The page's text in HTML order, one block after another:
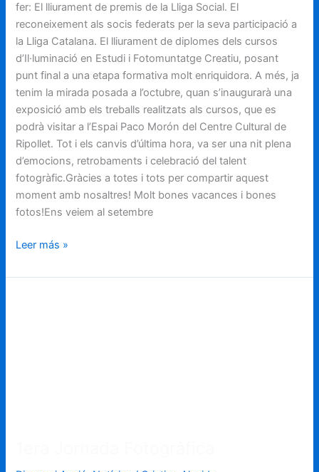
fer: El lliurament de premis de la Lliga Social. El
reconeixement als socis federats per la seva participació a
la Lliga Catalana. El lliurament de diplomes dels cursos
d’Il·luminació en Estudi i Fotomuntatge Creatiu, posant
punt final a una etapa formativa molt enriquidora. A més, ja
tenim la mirada posada a l’octubre, quan s’inaugurarà una
exposició amb els treballs realitzats als cursos, que es
podrà visitar a l’Espai Paco Morón del Centre Cultural de
Ripollet. Tot i els canvis d’última hora, va ser una nit plena
d’emocions, retrobaments i celebració del talent
fotogràfic.Gràcies a totes i tots per compartir aquest
moment amb nosaltres! Molt bones vacances i bones
fotos!Ens veiem al setembre
Leer más »